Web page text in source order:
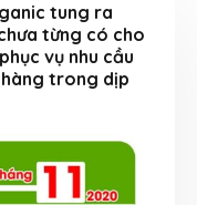
tung ra
từng có cho
vụ nhu cầu
trong dịp